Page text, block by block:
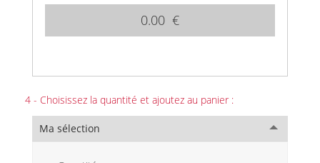
0.00 €
4 - Choisissez la quantité et ajoutez au panier :
Ma sélection